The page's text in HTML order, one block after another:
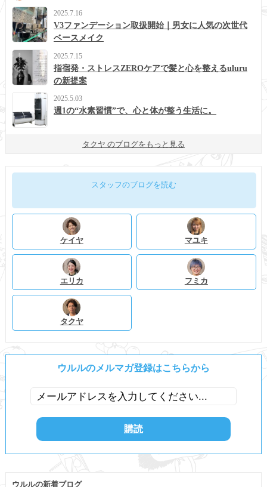
2025.7.16
V3ファンデーション取扱開始｜男女に人気の次世代
ベースメイク
2025.7.15
指宿発・ストレスZEROケアで髪と心を整えるuluru
の新提案
2025.5.03
週1の“水素習慣”で、心と体が整う生活に。
タクヤ のブログをもっと見る
スタッフのブログを読む
ケイヤ マユキ
エリカ フミカ
タクヤ
ウルルのメルマガ登録はこちらから
ウルルの新着ブログ